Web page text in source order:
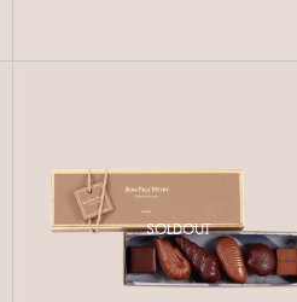
SOLDOUT